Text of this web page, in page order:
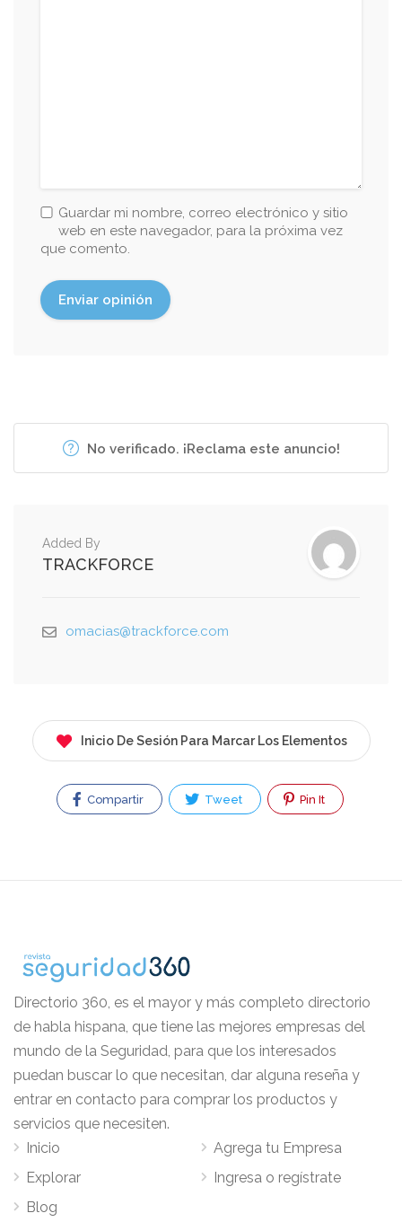
Guardar mi nombre, correo electrónico y sitio
web en este navegador, para la próxima vez
que comento.
No verificado. ¡Reclama este anuncio!
Added By
TRACKFORCE
omacias@trackforce.com
Inicio De Sesión Para Marcar Los Elementos
Compartir Tweet Pin It
Directorio 360, es el mayor y más completo directorio
de habla hispana, que tiene las mejores empresas del
mundo de la Seguridad, para que los interesados
puedan buscar lo que necesitan, dar alguna reseña y
entrar en contacto para comprar los productos y
servicios que necesiten.
Inicio
Explorar
Blog
Agrega tu Empresa
Ingresa o regístrate